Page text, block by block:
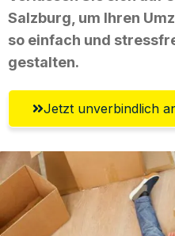
Salzburg, um Ihren
so einfach und
gestalten.
Jetzt unverbindlich